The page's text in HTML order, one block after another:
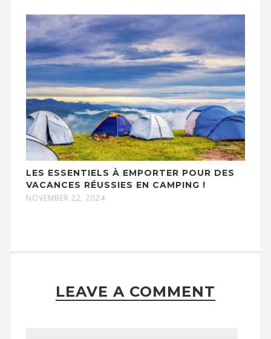
LES ESSENTIELS À EMPORTER POUR DES
VACANCES RÉUSSIES EN CAMPING !
NOVEMBER 22, 2024
LEAVE A COMMENT